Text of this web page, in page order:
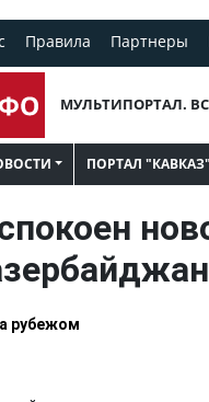
Правила Партнеры
МУЛЬТИПОРТАЛ.
ПОРТАЛ "КАВКАЗ"
рубежом